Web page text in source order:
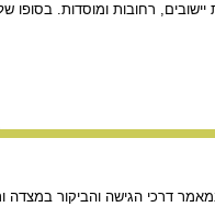
רחובות ומוסדות. בסופו
דרכי הגישה והביקור במצדה